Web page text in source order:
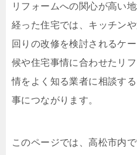
リフォームへの関心が高い
経った住宅では、キッチン
回りの改修を検討されるケ
候や住宅事情に合わせたリ
情をよく知る業者に相談す
事につながります。
このページでは、高松市内